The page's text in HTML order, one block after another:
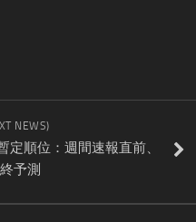
NEWS)
定順位：週間速報直前、
予測